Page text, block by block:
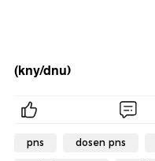
(kny/dnu)
pns dosen pns